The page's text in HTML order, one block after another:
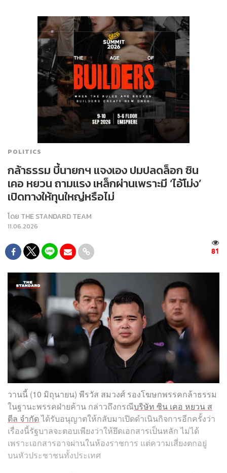
POLITICS
กล้าธรรม บี้นายกฯ แจงเอง ปมปลดล็อก ซิน
เคอ หยวน ถามแรง เหล็กผ่านเพราะมี ‘ไอ้โม่ง’
เปิดทางให้ทุนใหญ่หรือไม่
โดย THE STANDARD TEAM
11.06.2026
81
วานนี้ (10 มิถุนายน) พีรวัส สมวงศ์ รองโฆษกพรรคกล้าธรรม
ในฐานะพรรคฝ่ายค้าน กล่าวถึงกรณีบริษัท ซิน เคอ หยวน ส
ตีล จำกัดได้รับอนุญาตให้กลับมาเปิดดำเนินกิจการอีกครั้งว่า
เรื่องนี้รัฐบาลจะตอบเพียงว่าให้ยึดเอกสารเป็นหลัก ไม่ได้
เพราะเอกสารอาจผ่านในห้องราชการ แต่ความเสี่ยงตกอยู่
บนหัวประชาชนทั้งประเทศ